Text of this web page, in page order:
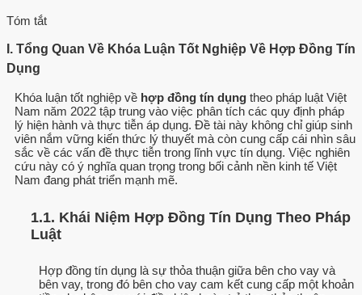
Tóm tắt
I. Tổng Quan Về Khóa Luận Tốt Nghiệp Về Hợp Đồng Tín
Dụng
Khóa luận tốt nghiệp về hợp đồng tín dụng theo pháp luật Việt
Nam năm 2022 tập trung vào việc phân tích các quy định pháp
lý hiện hành và thực tiễn áp dụng. Đề tài này không chỉ giúp sinh
viên nắm vững kiến thức lý thuyết mà còn cung cấp cái nhìn sâu
sắc về các vấn đề thực tiễn trong lĩnh vực tín dụng. Việc nghiên
cứu này có ý nghĩa quan trọng trong bối cảnh nền kinh tế Việt
Nam đang phát triển mạnh mẽ.
1.1. Khái Niệm Hợp Đồng Tín Dụng Theo Pháp
Luật
Hợp đồng tín dụng là sự thỏa thuận giữa bên cho vay và
bên vay, trong đó bên cho vay cam kết cung cấp một khoản